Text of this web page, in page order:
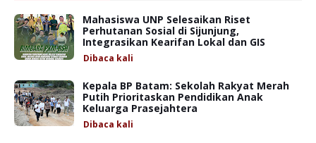
Mahasiswa UNP Selesaikan Riset
Perhutanan Sosial di Sijunjung,
Integrasikan Kearifan Lokal dan GIS
Dibaca kali
Kepala BP Batam: Sekolah Rakyat Merah
Putih Prioritaskan Pendidikan Anak
Keluarga Prasejahtera
Dibaca kali